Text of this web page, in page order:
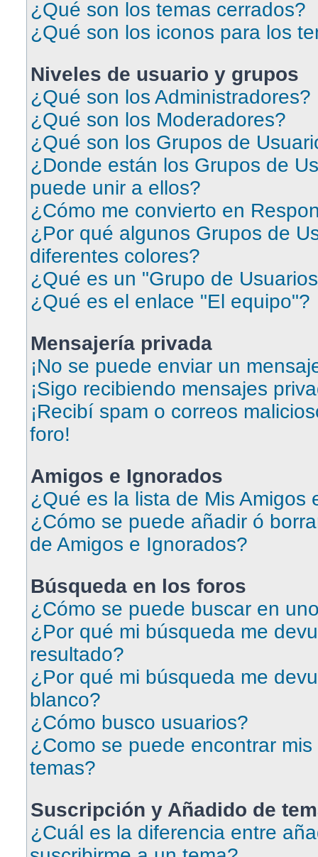
¿Qué son los temas cerrados?
¿Qué son los iconos para los
Niveles de usuario y grupos
¿Qué son los Administradores?
¿Qué son los Moderadores?
¿Qué son los Grupos de
¿Donde están los Grupos de
puede unir a ellos?
¿Cómo me convierto en
¿Por qué algunos Grupos de
diferentes colores?
¿Qué es un "Grupo de
¿Qué es el enlace "El equipo"?
Mensajería privada
¡No se puede enviar un
¡Sigo recibiendo mensajes
¡Recibí spam o correos
foro!
Amigos e Ignorados
¿Qué es la lista de Mis Amigos
¿Cómo se puede añadir ó
de Amigos e Ignorados?
Búsqueda en los foros
¿Cómo se puede buscar en
¿Por qué mi búsqueda me
resultado?
¿Por qué mi búsqueda me
blanco?
¿Cómo busco usuarios?
¿Como se puede encontrar
temas?
Suscripción y Añadido de
¿Cuál es la diferencia entre